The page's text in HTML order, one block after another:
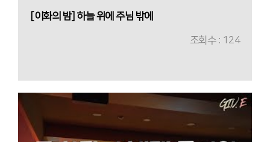
[이화의 밤] 하늘 위에 주님 밖에
조회수 : 124